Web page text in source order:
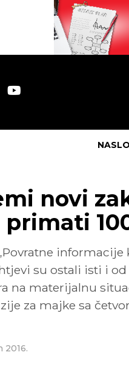
novi
„Povratne
su ostali isti i
na materijalnu
za majke sa
2016.